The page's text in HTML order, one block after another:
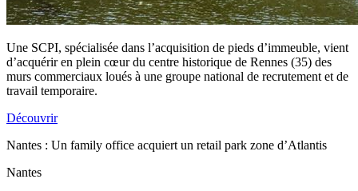
Une SCPI, spécialisée dans l’acquisition de pieds d’immeuble, vient
d’acquérir en plein cœur du centre historique de Rennes (35) des
murs commerciaux loués à une groupe national de recrutement et de
travail temporaire.
Découvrir
Nantes : Un family office acquiert un retail park zone d’Atlantis
Nantes